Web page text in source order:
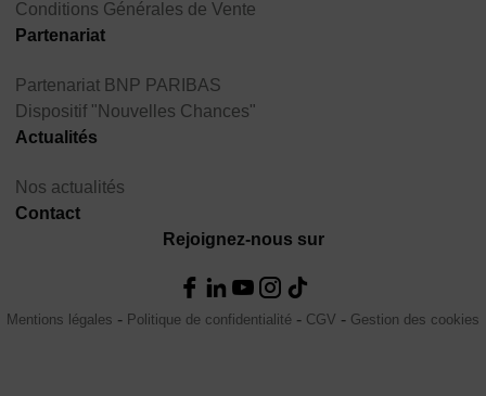
Conditions Générales de Vente
Partenariat
Partenariat BNP PARIBAS
Dispositif "Nouvelles Chances"
Actualités
Nos actualités
Contact
Rejoignez-nous sur
Mentions légales Politique de confidentialité CGV Gestion des cookies